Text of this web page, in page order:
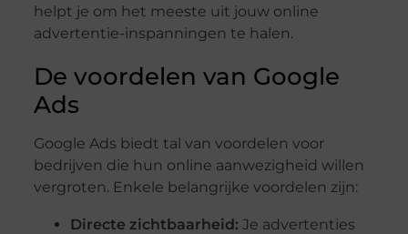
helpt je om het meeste uit jouw online
advertentie-inspanningen te halen.
De voordelen van Google
Ads
Google Ads biedt tal van voordelen voor
bedrijven die hun online aanwezigheid willen
vergroten. Enkele belangrijke voordelen zijn:
Directe zichtbaarheid: Je advertenties